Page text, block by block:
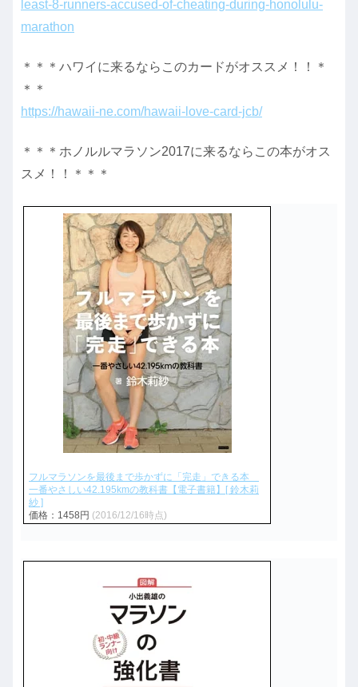
least-8-runners-accused-of-cheating-during-honolulu-
marathon
＊＊＊ハワイに来るならこのカードがオススメ！！＊
＊＊
https://hawaii-ne.com/hawaii-love-card-jcb/
＊＊＊ホノルルマラソン2017に来るならこの本がオス
スメ！！＊＊＊
フルマラソンを最後まで歩かずに「完走」できる本
一番やさしい42.195kmの教科書【電子書籍】[ 鈴木莉
紗 ]
価格：1458円 (2016/12/16時点)